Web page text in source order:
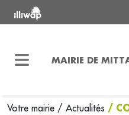
MAIRIE DE
Votre mairie / Actualités /